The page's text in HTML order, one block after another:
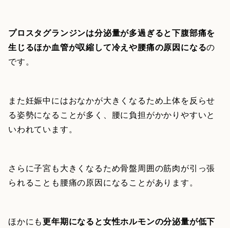
プロスタグランジンは分泌量が多過ぎると下腹部痛を
生じるほか血管が収縮して冷えや腰痛の原因になるの
です。
また妊娠中にはおなかが大きくなるため上体を反らせ
る姿勢になることが多く、腰に負担がかかりやすいと
いわれています。
さらに子宮も大きくなるため骨盤周囲の筋肉が引っ張
られることも腰痛の原因になることがあります。
ほかにも更年期になると女性ホルモンの分泌量が低下